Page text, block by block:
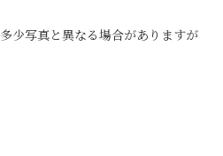
少写真と異なる場合がありますが